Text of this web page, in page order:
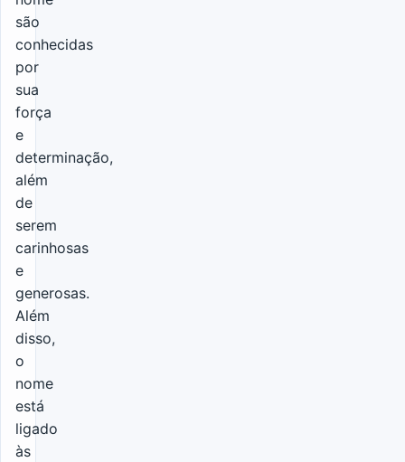
são
conhecidas
por
sua
força
e
determinação,
além
de
serem
carinhosas
e
generosas.
Além
disso,
o
nome
está
ligado
às